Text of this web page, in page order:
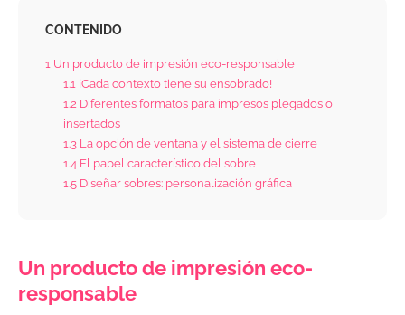
CONTENIDO
1 Un producto de impresión eco-responsable
1.1 ¡Cada contexto tiene su ensobrado!
1.2 Diferentes formatos para impresos plegados o
insertados
1.3 La opción de ventana y el sistema de cierre
1.4 El papel característico del sobre
1.5Diseñar sobres: personalización gráfica
Un producto de impresión eco-
responsable